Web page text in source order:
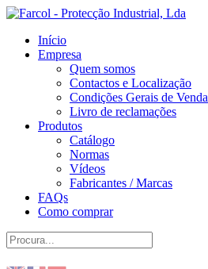
Início
Empresa
Quem somos
Contactos e Localização
Condições Gerais de Venda
Livro de reclamações
Produtos
Catálogo
Normas
Vídeos
Fabricantes / Marcas
FAQs
Como comprar